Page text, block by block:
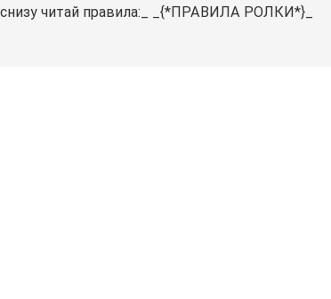
читай правила:_ _{*ПРАВИЛА РОЛКИ*}_